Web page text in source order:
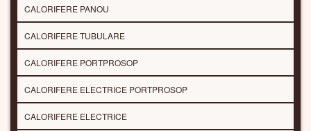
CALORIFERE PANOU
CALORIFERE TUBULARE
CALORIFERE PORTPROSOP
CALORIFERE ELECTRICE PORTPROSOP
CALORIFERE ELECTRICE